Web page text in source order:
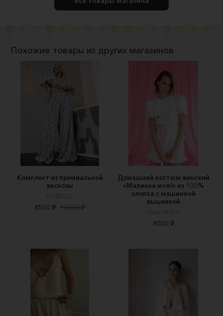
Похожие товары из других магазинов
Комплект из премиальной
вискозы
LU’BELLE
8500 ₽ 10000 ₽
Домашний костюм женский
«Малинка моя!» из 100%
хлопка с машинной
вышивкой
Цveti И Пoi
8000 ₽